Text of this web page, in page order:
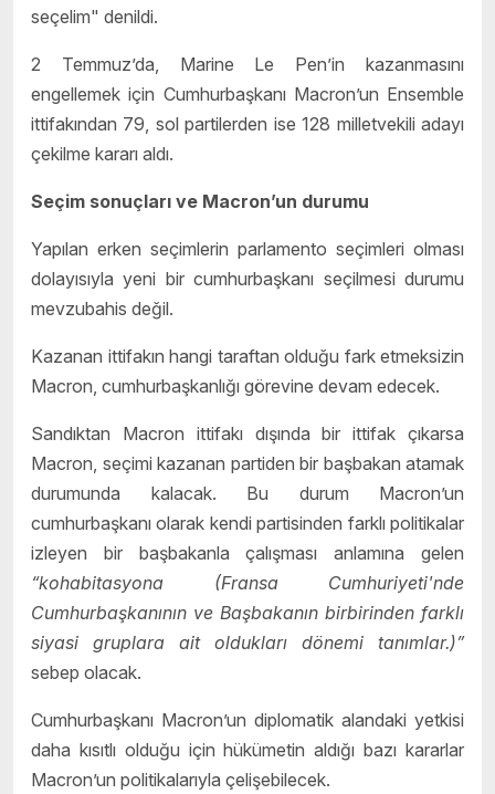
seçelim" denildi.
2 Temmuz’da, Marine Le Pen’in kazanmasını
engellemek için Cumhurbaşkanı Macron’un Ensemble
ittifakından 79, sol partilerden ise 128 milletvekili adayı
çekilme kararı aldı.
Seçim sonuçları ve Macron’un durumu
Yapılan erken seçimlerin parlamento seçimleri olması
dolayısıyla yeni bir cumhurbaşkanı seçilmesi durumu
mevzubahis değil.
Kazanan ittifakın hangi taraftan olduğu fark etmeksizin
Macron, cumhurbaşkanlığı görevine devam edecek.
Sandıktan Macron ittifakı dışında bir ittifak çıkarsa
Macron, seçimi kazanan partiden bir başbakan atamak
durumunda kalacak. Bu durum Macron’un
cumhurbaşkanı olarak kendi partisinden farklı politikalar
izleyen bir başbakanla çalışması anlamına gelen
“kohabitasyona (Fransa Cumhuriyeti'nde
Cumhurbaşkanının ve Başbakanın birbirinden farklı
siyasi gruplara ait oldukları dönemi tanımlar.)”
sebep olacak.
Cumhurbaşkanı Macron’un diplomatik alandaki yetkisi
daha kısıtlı olduğu için hükümetin aldığı bazı kararlar
Macron’un politikalarıyla çelişebilecek.